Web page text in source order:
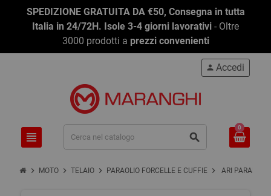
SPEDIZIONE GRATUITA DA €50, Consegna in tutta
Italia in 24/72H. Isole 3-4 giorni lavorativi - Oltre
3000 prodotti a prezzi convenienti
view_headline search
person Accedi
0
chevron_right MOTO chevron_right TELAIO chevron_right PARAOLIO FORCELLE E CUFFIE chevron_right ARI